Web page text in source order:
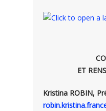
ET
Kristina ROBIN,